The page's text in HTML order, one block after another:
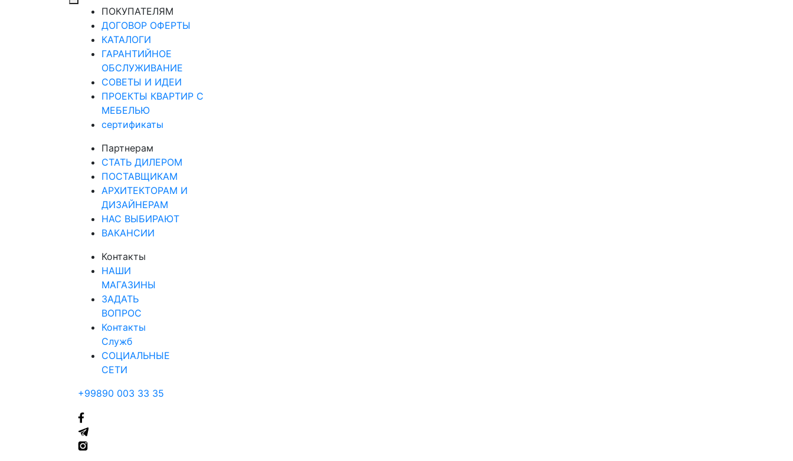
ПОКУПАТЕЛЯМ
ДОГОВОР ОФЕРТЫ
КАТАЛОГИ
ГАРАНТИЙНОЕ
ОБСЛУЖИВАНИЕ
СОВЕТЫ И ИДЕИ
ПРОЕКТЫ КВАРТИР С
МЕБЕЛЬЮ
сертификаты
Партнерам
СТАТЬ ДИЛЕРОМ
ПОСТАВЩИКАМ
АРХИТЕКТОРАМ И
ДИЗАЙНЕРАМ
НАС ВЫБИРАЮТ
ВАКАНСИИ
Контакты
НАШИ
МАГАЗИНЫ
ЗАДАТЬ
ВОПРОС
Контакты
Служб
СОЦИАЛЬНЫЕ
СЕТИ
+99890 003 33 35